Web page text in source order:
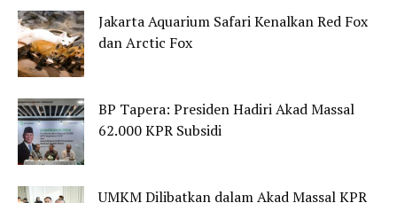
Jakarta Aquarium Safari Kenalkan Red Fox
dan Arctic Fox
BP Tapera: Presiden Hadiri Akad Massal
62.000 KPR Subsidi
UMKM Dilibatkan dalam Akad Massal KPR